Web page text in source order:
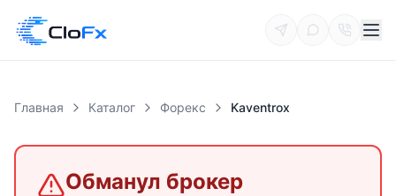
Главная Каталог Форекс Kaventrox
Обманул брокер